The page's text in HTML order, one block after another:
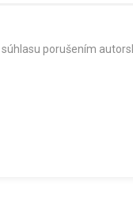
porušením